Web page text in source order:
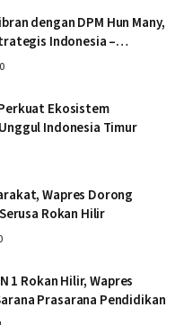
dengan DPM Hun Many,
Indonesia –
0
Ekosistem
Indonesia Timur
Wapres Dorong
Rokan Hilir
1 Rokan Hilir, Wapres
Prasarana Pendidikan